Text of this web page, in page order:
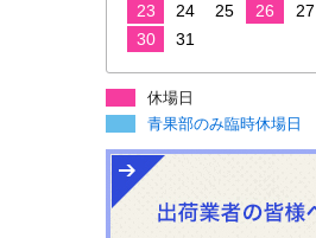
23
24 25 26 27
30
31
休場日
青果部のみ臨時休場日